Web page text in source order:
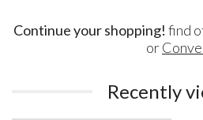
Continue your shopping! find
or
Recently